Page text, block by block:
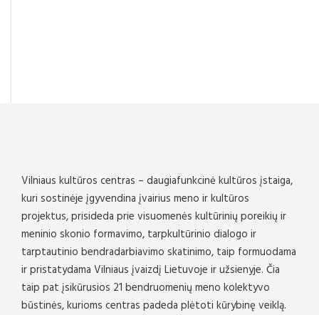
Vilniaus kultūros centras – daugiafunkcinė kultūros įstaiga,
kuri sostinėje įgyvendina įvairius meno ir kultūros
projektus, prisideda prie visuomenės kultūrinių poreikių ir
meninio skonio formavimo, tarpkultūrinio dialogo ir
tarptautinio bendradarbiavimo skatinimo, taip formuodama
ir pristatydama Vilniaus įvaizdį Lietuvoje ir užsienyje. Čia
taip pat įsikūrusios 21 bendruomenių meno kolektyvo
būstinės, kurioms centras padeda plėtoti kūrybinę veiklą.